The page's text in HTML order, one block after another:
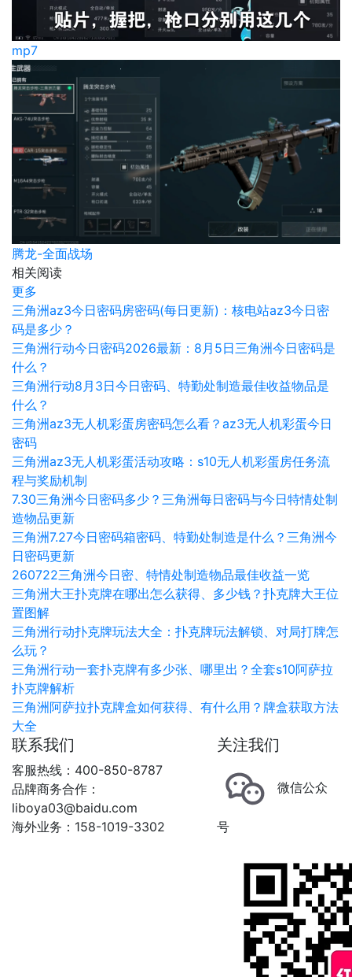
mp7
腾龙-全面战场
相关阅读
更多
三角洲az3今日密码房密码(每日更新)：核电站az3今日密
码是多少？
三角洲行动今日密码2026最新：8月5日三角洲今日密码是
什么？
三角洲行动8月3日今日密码、特勤处制造最佳收益物品是
什么？
三角洲az3无人机彩蛋房密码怎么看？az3无人机彩蛋今日
密码
三角洲az3无人机彩蛋活动攻略：s10无人机彩蛋房任务流
程与奖励机制
7.30三角洲今日密码多少？三角洲每日密码与今日特情处制
造物品更新
三角洲7.27今日密码箱密码、特勤处制造是什么？三角洲今
日密码更新
260722三角洲今日密、特情处制造物品最佳收益一览
三角洲大王扑克牌在哪出怎么获得、多少钱？扑克牌大王位
置图解
三角洲行动扑克牌玩法大全：扑克牌玩法解锁、对局打牌怎
么玩？
三角洲行动一套扑克牌有多少张、哪里出？全套s10阿萨拉
扑克牌解析
三角洲阿萨拉扑克牌盒如何获得、有什么用？牌盒获取方法
大全
联系我们
客服热线：400-850-8787
品牌商务合作：
liboya03@baidu.com
海外业务：158-1019-3302
关注我们
微信公众
号